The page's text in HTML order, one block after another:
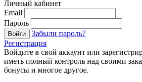
Личный кабинет
Email
Пароль
Войти
Забыли пароль?
Регистрация
Войдите в свой аккаунт или
иметь полный контроль над своими
бонусы и многое другое.